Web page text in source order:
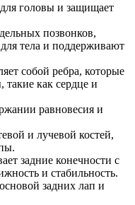
головы и защищает
позвонков,
тела и поддерживают
собой ребра, которые
как сердце и
равновесия и
и лучевой костей,
задние конечности с
и стабильность.
задних лап и